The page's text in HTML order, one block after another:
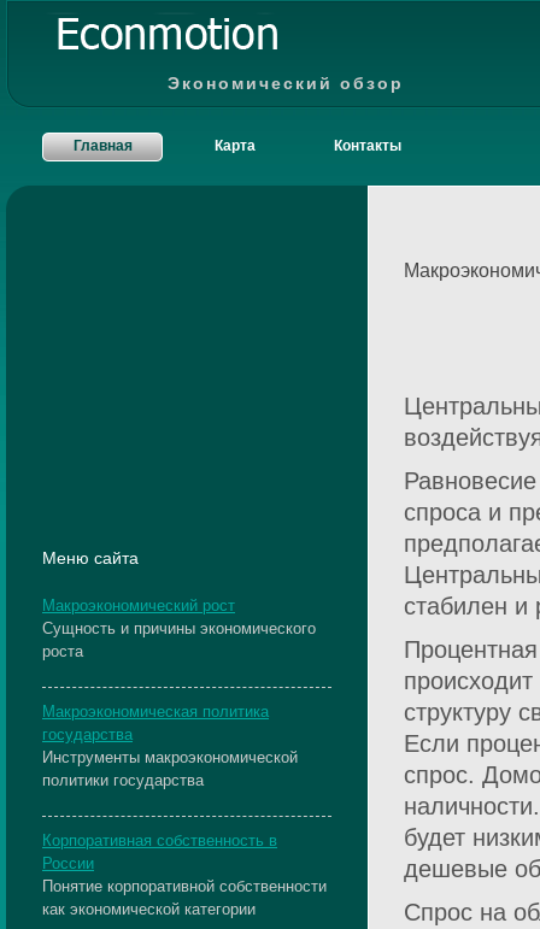
Экономический обзор
Главная Карта Контакты
спроса и
стабилен и
структуру
Если
спрос.
будет
дешевые
Спрос на
Меню сайта
Макроэкономический рост
Сущность и причины экономического
роста
Макроэкономическая политика
государства
Инструменты макроэкономической
политики государства
Корпоративная собственность в
России
Понятие корпоративной собственности
как экономической категории